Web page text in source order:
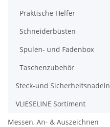
Praktische Helfer
Schneiderbüsten
Spulen- und Fadenbox
Taschenzubehör
Steck-und Sicherheitsnadeln
VLIESELINE Sortiment
Messen, An- & Auszeichnen